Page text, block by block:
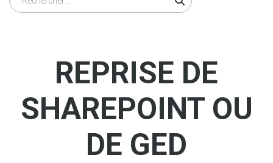
REPRISE DE
SHAREPOINT OU
DE GED